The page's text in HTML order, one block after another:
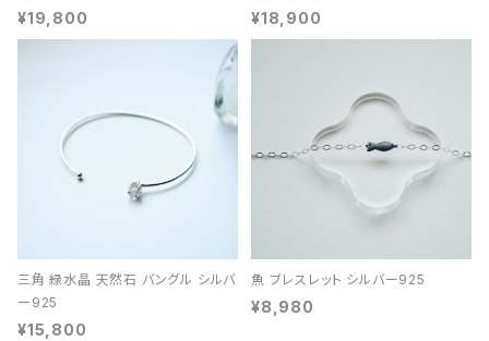
¥19,800 ¥18,900
三角 緑水晶 天然石 バングル シルバ
ー925
¥15,800
魚 ブレスレット シルバー925
¥8,980